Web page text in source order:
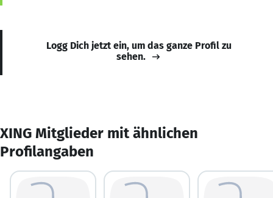
Logg Dich jetzt ein, um das ganze Profil zu
sehen.
XING Mitglieder mit ähnlichen
Profilangaben